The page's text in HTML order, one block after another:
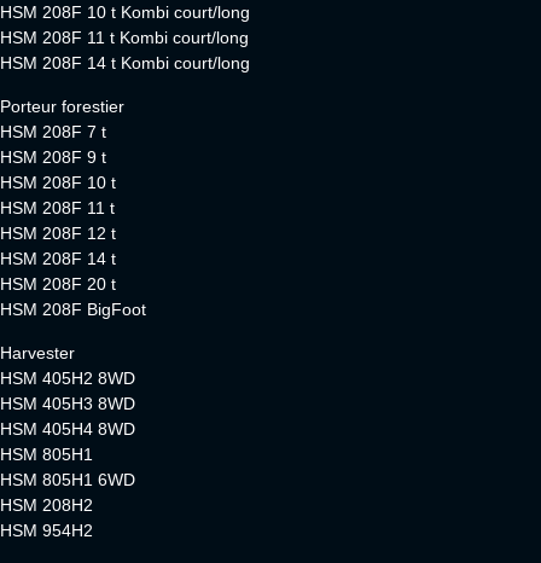
HSM 208F 10 t Kombi court/long
HSM 208F 11 t Kombi court/long
HSM 208F 14 t Kombi court/long
Porteur forestier
HSM 208F 7 t
HSM 208F 9 t
HSM 208F 10 t
HSM 208F 11 t
HSM 208F 12 t
HSM 208F 14 t
HSM 208F 20 t
HSM 208F BigFoot
Harvester
HSM 405H2 8WD
HSM 405H3 8WD
HSM 405H4 8WD
HSM 805H1
HSM 805H1 6WD
HSM 208H2
HSM 954H2